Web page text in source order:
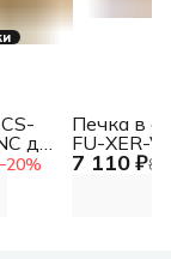
20%
для
7 110 ₽8
Печка в
FU-XER-